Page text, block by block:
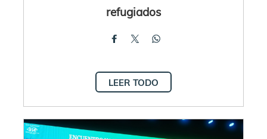
refugiados
LEER TODO